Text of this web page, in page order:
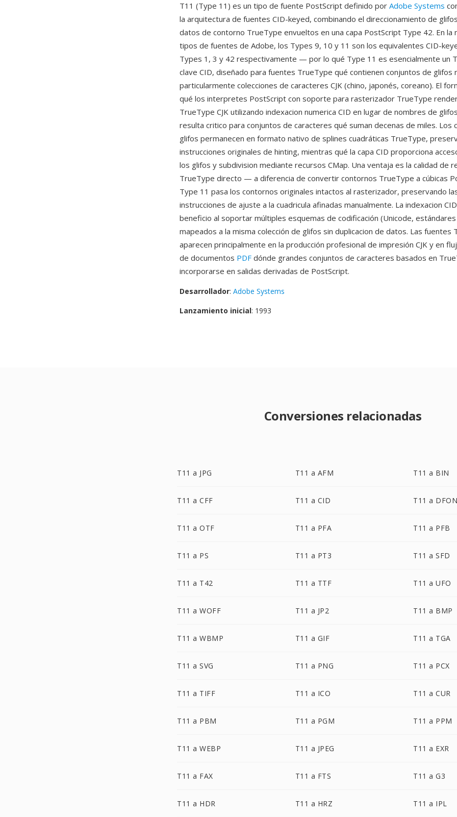
T11 (Type 11) es un tipo de fuente PostScript definido por Adobe Systems
la arquitectura de fuentes CID-keyed, combinando el direccionamiento de
datos de contorno TrueType envueltos en una capa PostScript Type 42. En la
tipos de fuentes de Adobe, los Types 9, 10 y 11 son los equivalentes CID-
Types 1, 3 y 42 respectivamente — por lo qué Type 11 es esencialmente un
clave CID, diseñado para fuentes TrueType qué contienen conjuntos de glifos
particularmente colecciones de caracteres CJK (chino, japonés, coreano). El
qué los interpretes PostScript con soporte para rasterizador TrueType
TrueType CJK utilizando indexacion numerica CID en lugar de nombres de
resulta critico para conjuntos de caracteres qué suman decenas de miles. Los
glifos permanecen en formato nativo de splines cuadráticas TrueType,
instrucciones originales de hinting, mientras qué la capa CID proporciona
los glifos y subdivision mediante recursos CMap. Una ventaja es la calidad de
TrueType directo — a diferencia de convertir contornos TrueType a cúbicas
Type 11 pasa los contornos originales intactos al rasterizador, preservando
instrucciones de ajuste a la cuadricula afinadas manualmente. La indexacion
beneficio al soportar múltiples esquemas de codificación (Unicode, estándares
mapeados a la misma colección de glifos sin duplicacion de datos. Las fuentes
aparecen principalmente en la producción profesional de impresión CJK y en
de documentos PDF dónde grandes conjuntos de caracteres basados en
incorporarse en salidas derivadas de PostScript.
Desarrollador: Adobe Systems
Lanzamiento inicial: 1993
Conversiones relacionadas
T11 a JPG T11 a AFM T11 a BIN
T11 a CFF T11 a CID T11 a
T11 a OTF T11 a PFA T11 a PFB
T11 a PS T11 a PT3 T11 a SFD
T11 a T42 T11 a TTF T11 a UFO
T11 a WOFF T11 a JP2 T11 a BMP
T11 a WBMP T11 a GIF T11 a TGA
T11 a SVG T11 a PNG T11 a PCX
T11 a TIFF T11 a ICO T11 a CUR
T11 a PBM T11 a PGM T11 a PPM
T11 a WEBP T11 a JPEG T11 a EXR
T11 a FAX T11 a FTS T11 a G3
T11 a HDR T11 a HRZ T11 a IPL